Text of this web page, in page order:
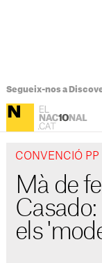
Segueix-nos a
CONVENCIÓ PP
Mà de
Casado:
els